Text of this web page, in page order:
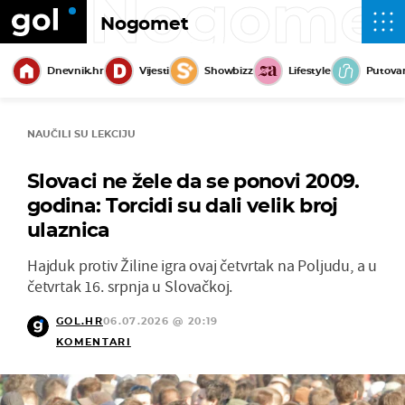
Nogomet
Dnevnik.hr Vijesti Showbizz Lifestyle
NAUČILI SU LEKCIJU
Slovaci ne žele da se ponovi 2009.
godina: Torcidi su dali velik broj
ulaznica
Hajduk protiv Žiline igra ovaj četvrtak na Poljudu, a u
četvrtak 16. srpnja u Slovačkoj.
GOL.HR06.07.2026 @ 20:19
KOMENTARI